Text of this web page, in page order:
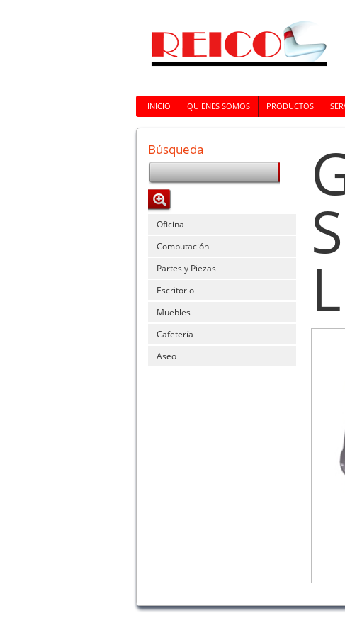
INICIO QUIENES SOMOS PRODUCTOS
Búsqueda
Oficina
Computación
Partes y Piezas
Escritorio
Muebles
Cafetería
Aseo